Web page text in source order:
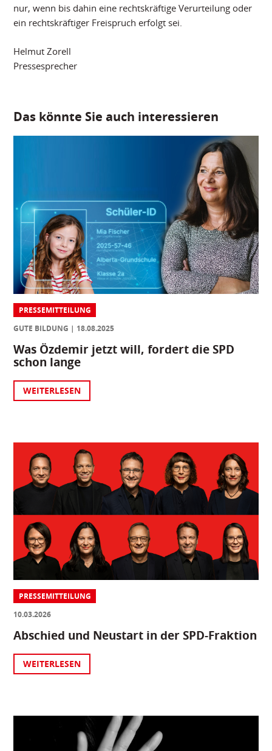
nur, wenn bis dahin eine rechtskräftige Verurteilung oder
ein rechtskräftiger Freispruch erfolgt sei.
Helmut Zorell
Pressesprecher
Das könnte Sie auch interessieren
PRESSEMITTEILUNG
GUTE BILDUNG
18.08.2025
Was Özdemir jetzt will, fordert die SPD
schon lange
WEITERLESEN
PRESSEMITTEILUNG
10.03.2026
Abschied und Neustart in der SPD-Fraktion
WEITERLESEN